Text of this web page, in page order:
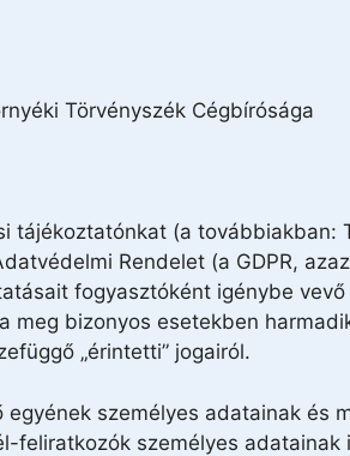
Törvényszék Cégbírósága
tájékoztatónkat (a
Rendelet (a GDPR,
fogyasztóként igénybe
meg bizonyos esetekben
„érintetti” jogairól.
személyes adatainak és
feliratkozók személyes